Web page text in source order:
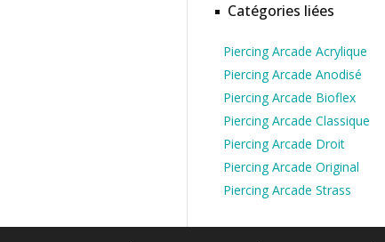
Catégories liées
Piercing Arcade Acrylique
Piercing Arcade Anodisé
Piercing Arcade Bioflex
Piercing Arcade Classique
Piercing Arcade Droit
Piercing Arcade Original
Piercing Arcade Strass